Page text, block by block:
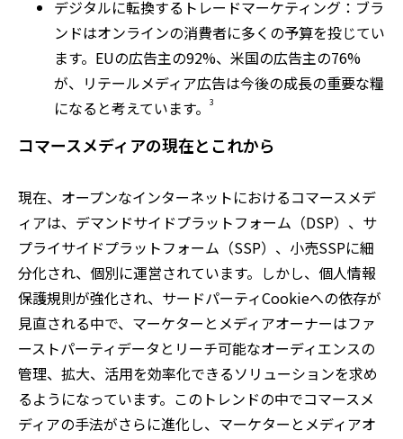
デジタルに転換するトレードマーケティング：ブラ
ンドはオンラインの消費者に多くの予算を投じてい
ます。EUの広告主の92%、米国の広告主の76%
が、リテールメディア広告は今後の成長の重要な糧
になると考えています。
3
コマースメディアの現在とこれから
現在、オープンなインターネットにおけるコマースメデ
ィアは、デマンドサイドプラットフォーム（DSP）、サ
プライサイドプラットフォーム（SSP）、小売SSPに細
分化され、個別に運営されています。しかし、個人情報
保護規則が強化され、サードパーティCookieへの依存が
見直される中で、マーケターとメディアオーナーはファ
ーストパーティデータとリーチ可能なオーディエンスの
管理、拡大、活用を効率化できるソリューションを求め
るようになっています。このトレンドの中でコマースメ
ディアの手法がさらに進化し、マーケターとメディアオ